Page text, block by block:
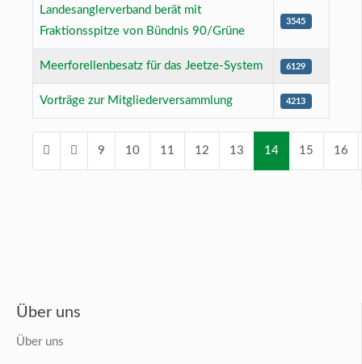
Über uns
Über uns
Landesanglerverband berät mit
Fraktionsspitze von Bündnis 90/Grüne
3545
Meerforellenbesatz für das Jeetze-System 6129
Vorträge zur Mitgliederversammlung 4213
Seite 14 von 26
9 10 11 12 13 14 15 16